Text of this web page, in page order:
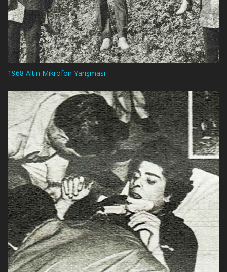
1968 Altın Mikrofon Yarışması